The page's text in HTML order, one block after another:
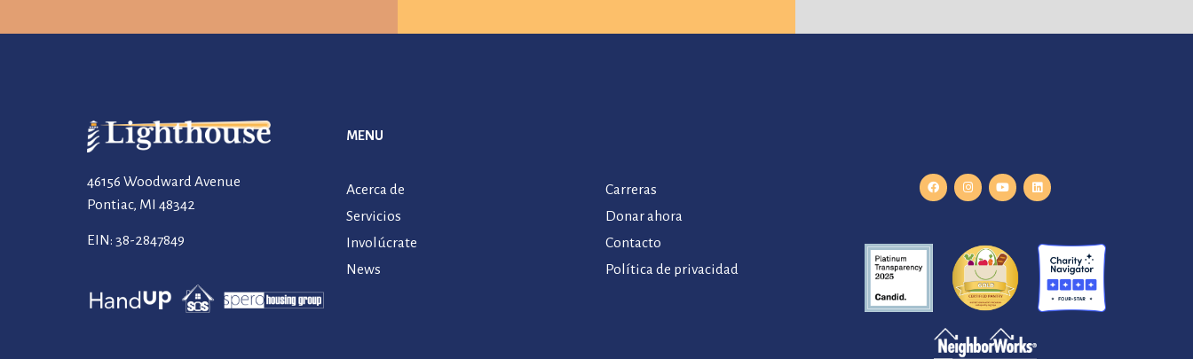
46156 Woodward Avenue
Pontiac, MI 48342
EIN: 38-2847849
MENU
Acerca de
Servicios
Involúcrate
News
Carreras
Donar ahora
Contacto
Política de privacidad